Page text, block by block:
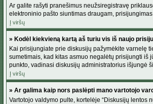
Ar galite rašyti pranešimus neužsiregistravę
elektroninio pašto siuntimas draugam,
Į viršų
» Kodėl kiekvieną kartą aš turiu vis iš naujo
Kai prisijungiate prie diskusijų pažymėkite varnelę
sumetimais, kad kitas asmuo negalėtų prisijungti iš
punkto, vadinasi diskusijų administratorius išjungė
Į viršų
» Ar galima kaip nors paslėpti mano vartotojo
Vartotojo valdymo pulte, kortelėje “Diskusijų lentos